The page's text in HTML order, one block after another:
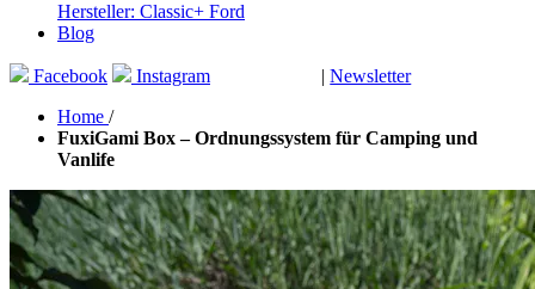
Hersteller: Classic+ Ford
Blog
Facebook Instagram | Newsletter
Home /
FuxiGami Box – Ordnungssystem für Camping und
Vanlife